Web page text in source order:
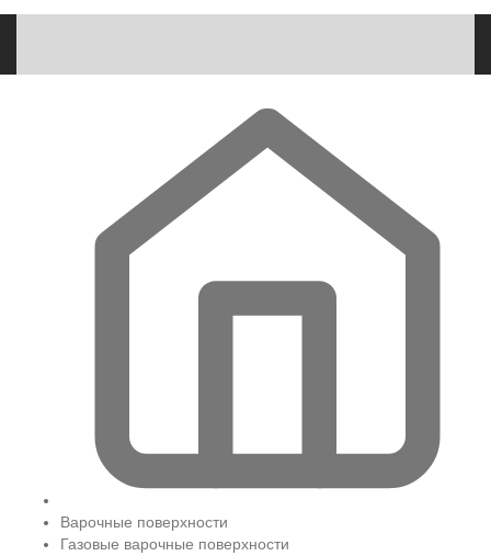
Варочные поверхности
Газовые варочные поверхности